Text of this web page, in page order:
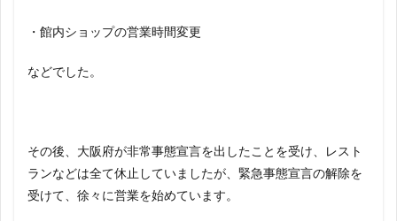
・館内ショップの営業時間変更
などでした。
その後、大阪府が非常事態宣言を出したことを受け、レスト
ランなどは全て休止していましたが、緊急事態宣言の解除を
受けて、徐々に営業を始めています。